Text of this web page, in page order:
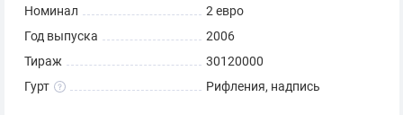
Номинал
2 евро
Год выпуска
2006
Тираж
30120000
Гурт
Рифления, надпись